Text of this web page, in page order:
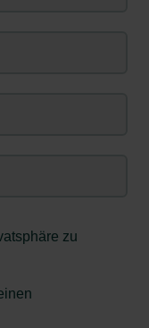
zu